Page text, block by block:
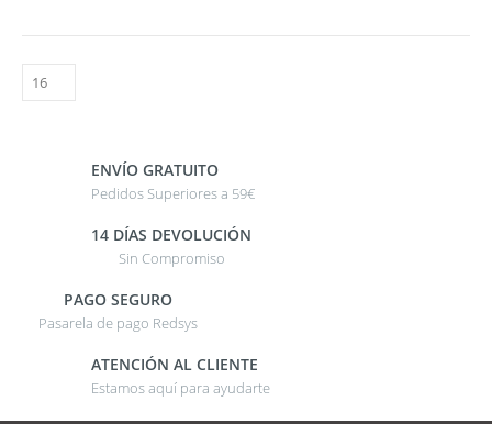
ENVÍO GRATUITO
Pedidos Superiores a 59€
14 DÍAS DEVOLUCIÓN
Sin Compromiso
PAGO SEGURO
Pasarela de pago Redsys
ATENCIÓN AL CLIENTE
Estamos aquí para ayudarte